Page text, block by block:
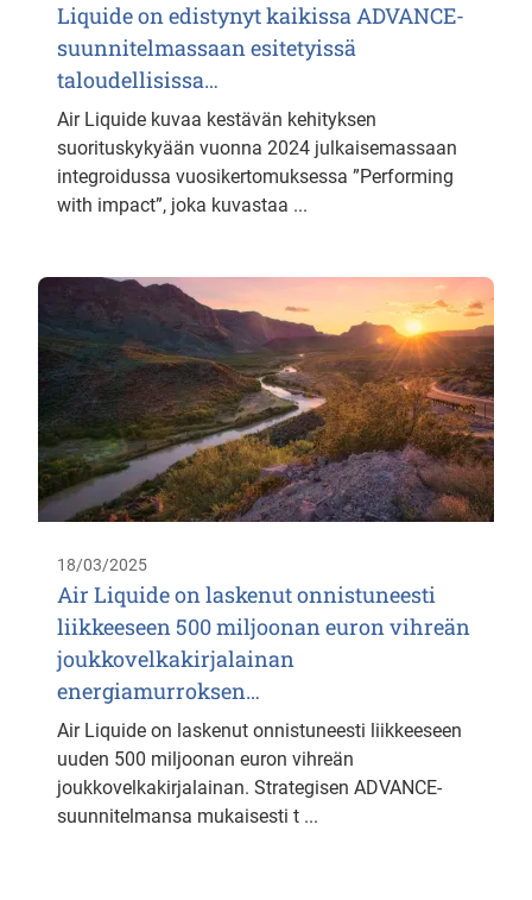
Liquide on edistynyt kaikissa ADVANCE-
suunnitelmassaan esitetyissä
taloudellisissa…
Air Liquide kuvaa kestävän kehityksen
suorituskykyään vuonna 2024 julkaisemassaan
integroidussa vuosikertomuksessa ”Performing
with impact”, joka kuvastaa ...
18/03/2025
Air Liquide on laskenut onnistuneesti
liikkeeseen 500 miljoonan euron vihreän
joukkovelkakirjalainan
energiamurroksen…
Air Liquide on laskenut onnistuneesti liikkeeseen
uuden 500 miljoonan euron vihreän
joukkovelkakirjalainan. Strategisen ADVANCE-
suunnitelmansa mukaisesti t ...